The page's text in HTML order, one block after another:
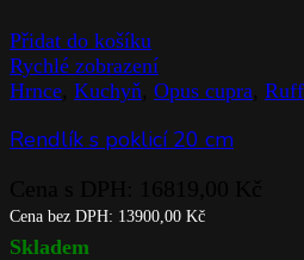
Přidat do košíku
Rychlé zobrazení
Hrnce Kuchyň Opus cupra
Rendlík s poklicí 20 cm
Cena bez DPH: 13900,00 Kč
Skladem